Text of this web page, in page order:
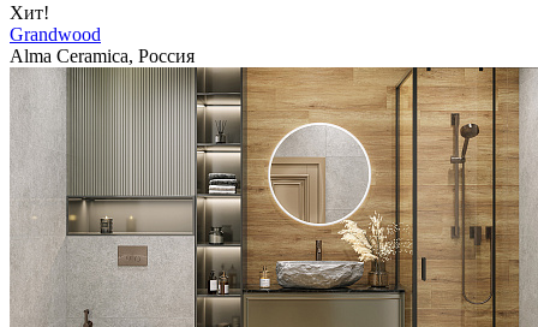
Хит!
Grandwood
Alma Ceramica, Россия